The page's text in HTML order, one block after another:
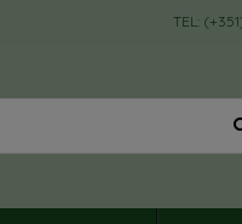
TEL: